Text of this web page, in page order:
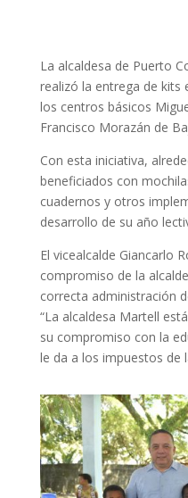
La alcaldesa de Puerto
realizó la entrega de kits
los centros básicos
Francisco Morazán de
Con esta iniciativa,
beneficiados con
cuadernos y otros
desarrollo de su año
El vicealcalde Giancarlo
compromiso de la
correcta administración
“La alcaldesa Martell
su compromiso con la
le da a los impuestos de